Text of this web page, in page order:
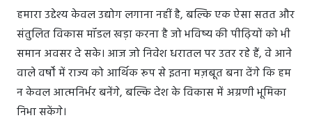
हमारा उद्देश्य केवल उद्योग लगाना नहीं है, बल्कि एक ऐसा सतत और
संतुलित विकास मॉडल खड़ा करना है जो भविष्य की पीढ़ियों को भी
समान अवसर दे सके। आज जो निवेश धरातल पर उतर रहे हैं, वे आने
वाले वर्षों में राज्य को आर्थिक रूप से इतना मज़बूत बना देंगे कि हम
न केवल आत्मनिर्भर बनेंगे, बल्कि देश के विकास में अग्रणी भूमिका
निभा सकेंगे।